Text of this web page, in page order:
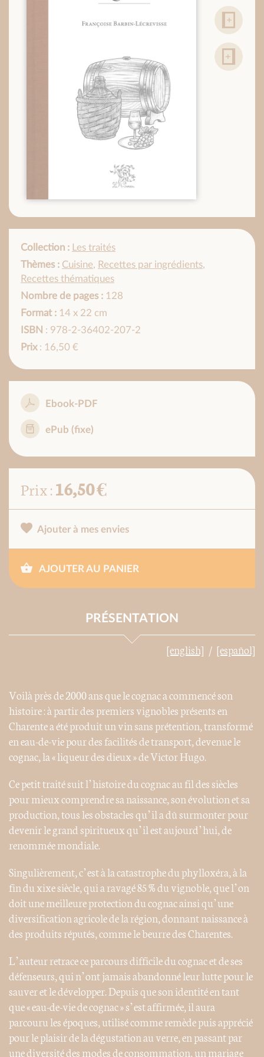
Collection : Les traités
Thèmes : Cuisine, Recettes par ingrédients,
Recettes thématiques
Nombre de pages : 128
Format : 14 x 22 cm
ISBN : 978-2-36402-207-2
Prix: 16,50 €
Ebook-PDF
ePub (fixe)
Prix :16,50 €
Ajouter à mes envies
AJOUTER AU PANIER
PRÉSENTATION
[english] [español]
Voilà près de 2000 ans que le cognac a commencé son
histoire : à partir des premiers vignobles présents en
Charente a été produit un vin sans prétention, transformé
en eau-de-vie pour des facilités de transport, devenue le
cognac, la « liqueur des dieux » de Victor Hugo.
Ce petit traité suit l’histoire du cognac au fil des siècles
pour mieux comprendre sa naissance, son évolution et sa
production, tous les obstacles qu’il a dû surmonter pour
devenir le grand spiritueux qu’il est aujourd’hui, de
renommée mondiale.
Singulièrement, c’est à la catastrophe du phylloxéra, à la
fin du xixe siècle, qui a ravagé 85 % du vignoble, que l’on
doit une meilleure protection du cognac ainsi qu’une
diversification agricole de la région, donnant naissance à
des produits réputés, comme le beurre des Charentes.
L’auteur retrace ce parcours difficile du cognac et de ses
défenseurs, qui n’ont jamais abandonné leur lutte pour le
sauver et le développer. Depuis que son identité en tant
que « eau-de-vie de cognac » s’est affirmée, il aura
parcouru les époques, utilisé comme remède puis apprécié
pour le plaisir de la dégustation au verre, en passant par
une diversité des modes de consommation, un mariage